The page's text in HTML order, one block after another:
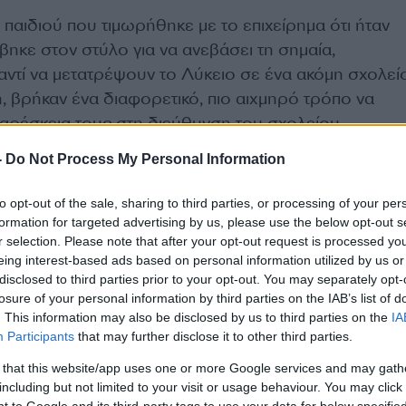
Do Not Process My Personal Information
opt-out of the sale, sharing to third parties, or processing of your
for targeted advertising by us, please use the below opt-out
selection. Please note that after your opt-out request is processed
interest-based ads based on personal information utilized by us
to third parties prior to your opt-out. You may separately
of your personal information by third parties on the IAB’s list of
This information may also be disclosed by us to third parties on the
Participants that may further disclose it to other third parties.
that this website/app uses one or more Google services and may
but not limited to your visit or usage behaviour. You may
που τιμωρήθηκε με το επιχείρημα ότι ήταν
στον στύλο για να ανεβάσει τη σημαία,
να μετατρέψουν το Λύκειο σε ένα ακόμη
βρήκαν ένα διαφορετικό, πιο αιχμηρό τρόπο να
τους στη διεύθυνση του σχολείου.
το θέμα και τις καταγγελίες που αφορούνστην
διαστάσεις.Να σημειωθεί ότι σύμφωνα με
ο μαθητής που προχώρησε σε αυτή την
καλός μαθητής.